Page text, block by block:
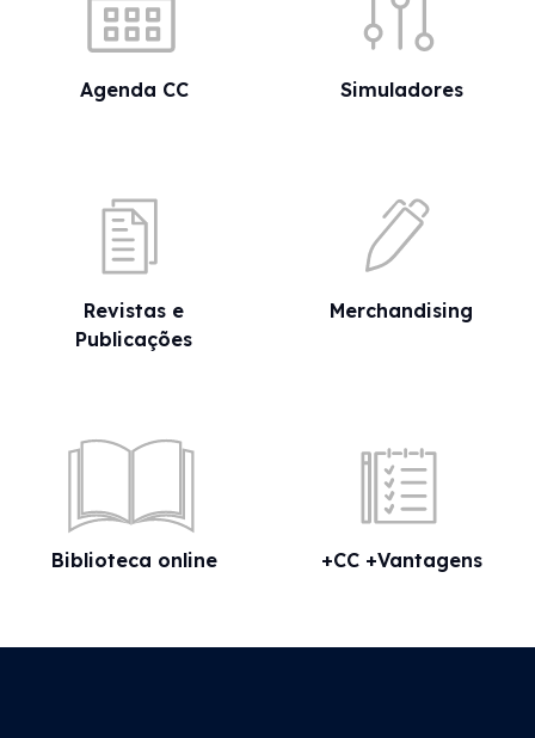
Agenda CC Simuladores
Revistas e
Publicações
Merchandising
Biblioteca online +CC +Vantagens